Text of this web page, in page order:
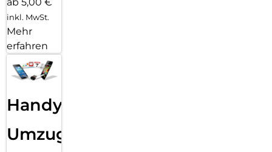
inkl. MwSt.
Mehr
erfahren
Handy
Umzug